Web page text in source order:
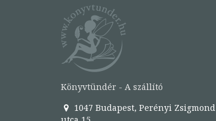
Könyvtündér - A szállító
1047 Budapest, Perényi Zsigmond